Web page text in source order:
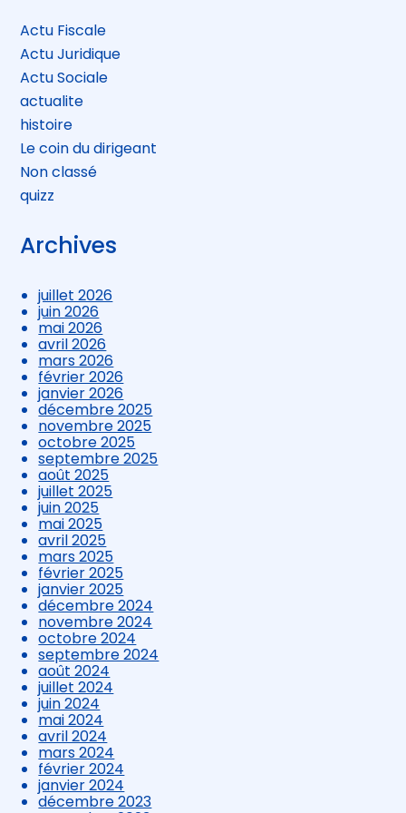
Actu Fiscale
Actu Juridique
Actu Sociale
actualite
histoire
Le coin du dirigeant
Non classé
quizz
Archives
juillet 2026
juin 2026
mai 2026
avril 2026
mars 2026
février 2026
janvier 2026
décembre 2025
novembre 2025
octobre 2025
septembre 2025
août 2025
juillet 2025
juin 2025
mai 2025
avril 2025
mars 2025
février 2025
janvier 2025
décembre 2024
novembre 2024
octobre 2024
septembre 2024
août 2024
juillet 2024
juin 2024
mai 2024
avril 2024
mars 2024
février 2024
janvier 2024
décembre 2023